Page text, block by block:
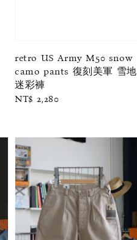
retro US Army M50 snow
camo pants 復刻美軍 雪地
迷彩褲
Regular
NT$ 2,280